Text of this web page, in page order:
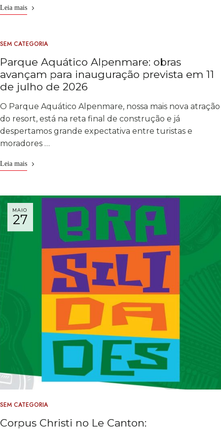
Leia mais
SEM CATEGORIA
Parque Aquático Alpenmare: obras
avançam para inauguração prevista em 11
de julho de 2026
O Parque Aquático Alpenmare, nossa mais nova atração
do resort, está na reta final de construção e já
despertamos grande expectativa entre turistas e
moradores …
Leia mais
MAIO
27
SEM CATEGORIA
Corpus Christi no Le Canton: